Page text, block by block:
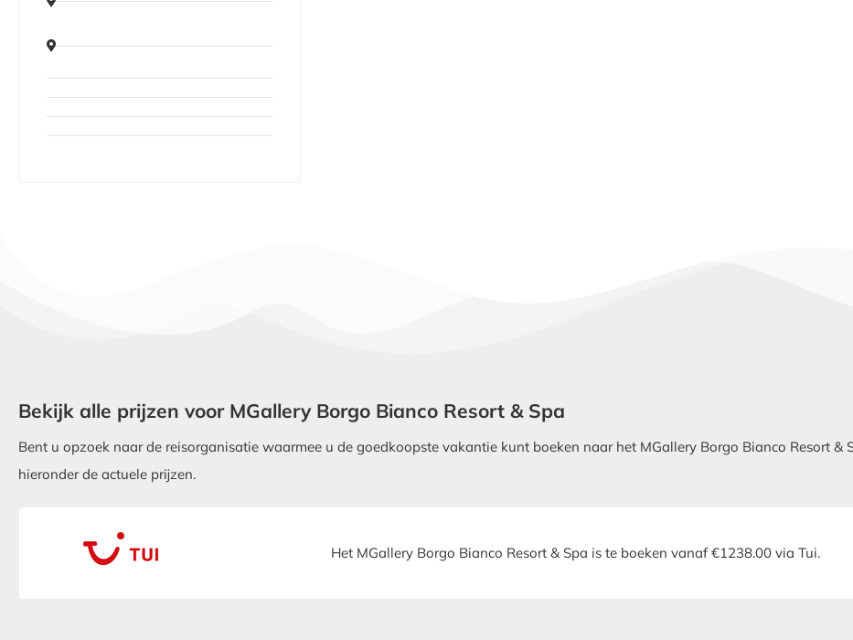
Bekijk alle prijzen voor MGallery Borgo Bianco Resort & Spa
Bent u opzoek naar de reisorganisatie waarmee u de goedkoopste vakantie kunt boeken naar het MGallery Borgo Bianco Resort &
hieronder de actuele prijzen.
Het MGallery Borgo Bianco Resort & Spa is te boeken vanaf €1238.00 via Tui.